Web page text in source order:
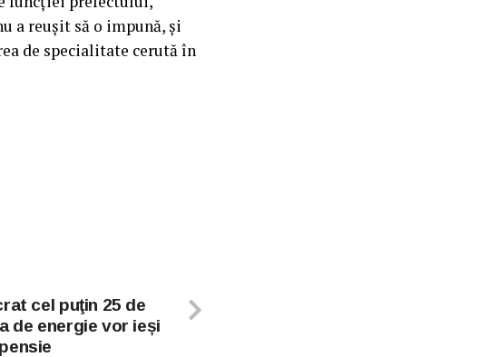
a reușit să o impună, și
de specialitate cerută în
cel puţin 25 de
de energie vor ieși